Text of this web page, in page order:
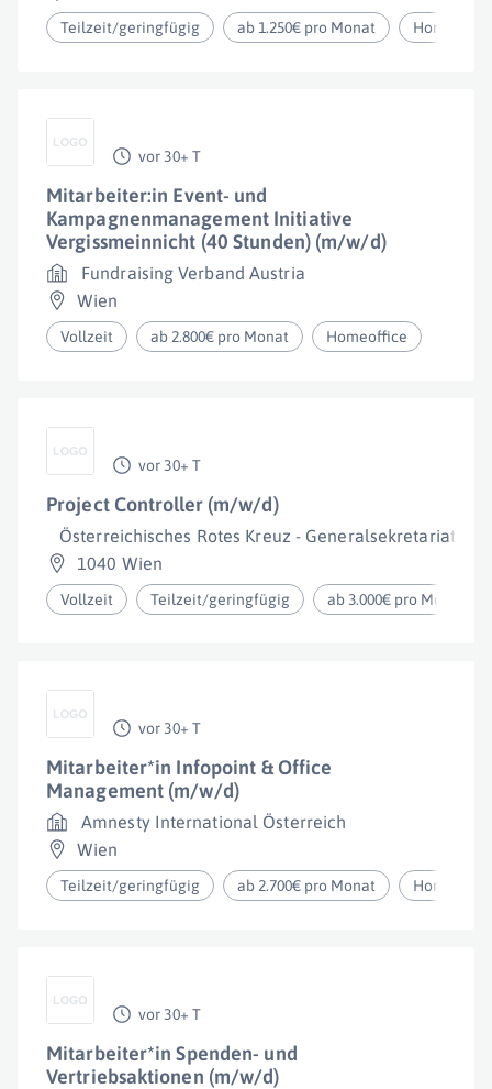
Teilzeit/geringfügig ab 1.250€ pro Monat
vor 30+ T
Mitarbeiter:in Event- und
Kampagnenmanagement Initiative
Vergissmeinnicht (40 Stunden) (m/w/d)
Fundraising Verband Austria
Wien
Vollzeit ab 2.800€ pro Monat Homeoffice
vor 30+ T
Project Controller (m/w/d)
Österreichisches Rotes Kreuz - Generalsekretariat
1040 Wien
Vollzeit Teilzeit/geringfügig ab 3.000€ pro Monat
vor 30+ T
Mitarbeiter*in Infopoint & Office
Management (m/w/d)
Amnesty International Österreich
Wien
Teilzeit/geringfügig ab 2.700€ pro Monat
vor 30+ T
Mitarbeiter*in Spenden- und
Vertriebsaktionen (m/w/d)